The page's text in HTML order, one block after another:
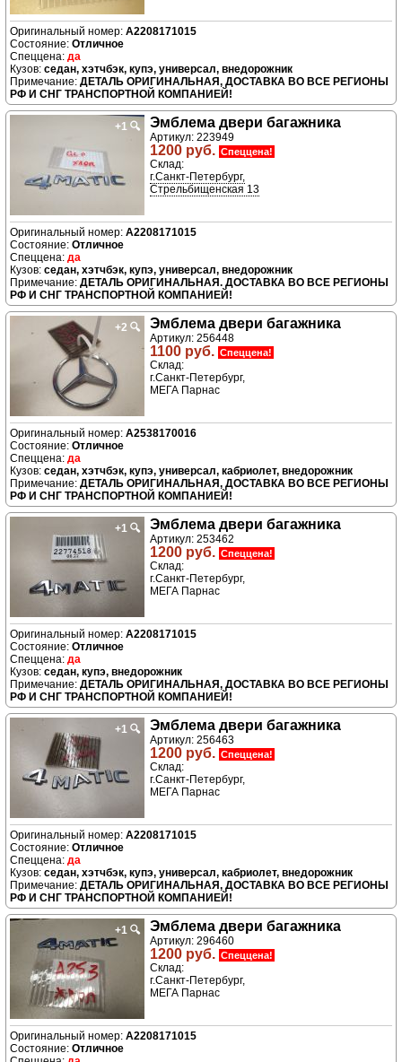
A2208171015
Отличное
да
седан, хэтчбэк, купэ, универсал, внедорожник
ДЕТАЛЬ ОРИГИНАЛЬНАЯ, ДОСТАВКА ВО ВСЕ РЕГИОНЫ
РФ И СНГ ТРАНСПОРТНОЙ КОМПАНИЕЙ!
+1 🔍 Эмблема двери багажника
Артикул: 223949
1200 руб. Спеццена!
Склад:
г.Санкт-Петербург,
Стрельбищенская 13
A2208171015
Отличное
да
седан, хэтчбэк, купэ, универсал, внедорожник
ДЕТАЛЬ ОРИГИНАЛЬНАЯ. ДОСТАВКА ВО ВСЕ РЕГИОНЫ
РФ И СНГ ТРАНСПОРТНОЙ КОМПАНИЕЙ!
+2 🔍 Эмблема двери багажника
Артикул: 256448
1100 руб. Спеццена!
Склад:
г.Санкт-Петербург,
МЕГА Парнас
A2538170016
Отличное
да
седан, хэтчбэк, купэ, универсал, кабриолет, внедорожник
ДЕТАЛЬ ОРИГИНАЛЬНАЯ, ДОСТАВКА ВО ВСЕ РЕГИОНЫ
РФ И СНГ ТРАНСПОРТНОЙ КОМПАНИЕЙ!
+1 🔍 Эмблема двери багажника
Артикул: 253462
1200 руб. Спеццена!
Склад:
г.Санкт-Петербург,
МЕГА Парнас
A2208171015
Отличное
да
седан, купэ, внедорожник
ДЕТАЛЬ ОРИГИНАЛЬНАЯ, ДОСТАВКА ВО ВСЕ РЕГИОНЫ
РФ И СНГ ТРАНСПОРТНОЙ КОМПАНИЕЙ!
+1 🔍 Эмблема двери багажника
Артикул: 256463
1200 руб. Спеццена!
Склад:
г.Санкт-Петербург,
МЕГА Парнас
A2208171015
Отличное
да
седан, хэтчбэк, купэ, универсал, кабриолет, внедорожник
ДЕТАЛЬ ОРИГИНАЛЬНАЯ, ДОСТАВКА ВО ВСЕ РЕГИОНЫ
РФ И СНГ ТРАНСПОРТНОЙ КОМПАНИЕЙ!
+1 🔍 Эмблема двери багажника
Артикул: 296460
1200 руб. Спеццена!
Склад:
г.Санкт-Петербург,
МЕГА Парнас
A2208171015
Отличное